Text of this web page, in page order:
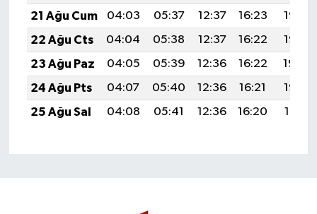
21 Ağu Cum
04:03 05:37 12:37 16:23
19:27
22 Ağu Cts
04:04 05:38 12:37 16:22
19:25
23 Ağu Paz
04:05 05:39 12:36 16:22
19:24
24 Ağu Pts
04:07 05:40 12:36 16:21
19:22
25 Ağu Sal
04:08 05:41 12:36 16:20 19:21